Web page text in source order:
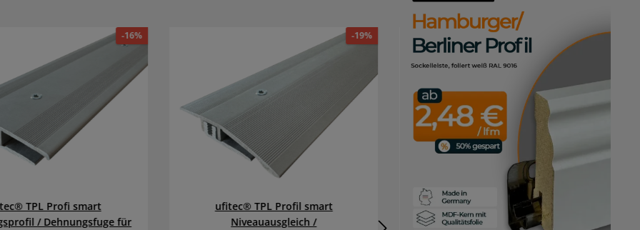
-16%
TPL Profi smart
/ Dehnungsfuge für
-19%
ufitec® TPL Profil smart
Niveauausgleich /
-16%
ufitec® TPL smart FLEX
Übergangsprofil / Höhenanpassung